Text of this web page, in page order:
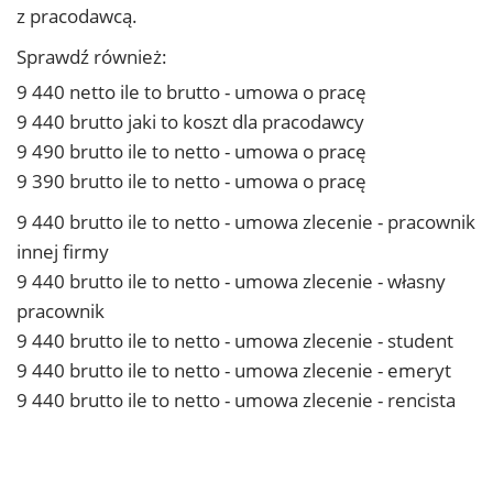
z pracodawcą.
Sprawdź również:
9 440 netto ile to brutto - umowa o pracę
9 440 brutto jaki to koszt dla pracodawcy
9 490 brutto ile to netto - umowa o pracę
9 390 brutto ile to netto - umowa o pracę
9 440 brutto ile to netto - umowa zlecenie - pracownik
innej firmy
9 440 brutto ile to netto - umowa zlecenie - własny
pracownik
9 440 brutto ile to netto - umowa zlecenie - student
9 440 brutto ile to netto - umowa zlecenie - emeryt
9 440 brutto ile to netto - umowa zlecenie - rencista